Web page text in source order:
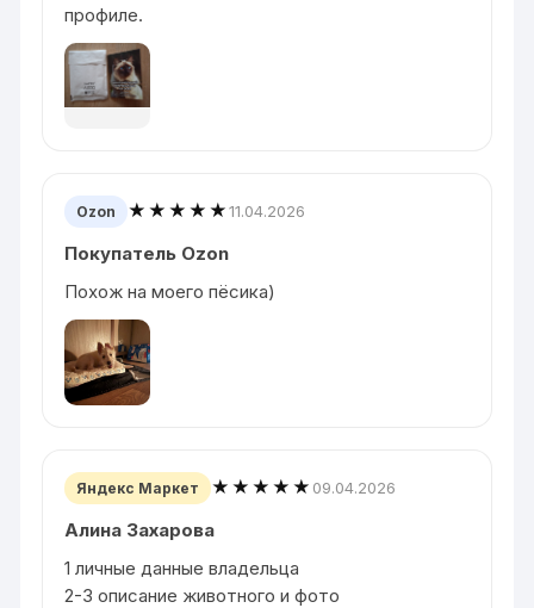
профиле.
Ozon ★★★★★11.04.2026
Покупатель Ozon
Похож на моего пёсика)
Яндекс Маркет ★★★★★ 09.04.2026
Алина Захарова
1 личные данные владельца
2-3 описание животного и фото